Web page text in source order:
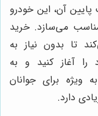
آن، این خودرو
می‌سازد. خرید
تا بدون نیاز به
را آغاز کنید و به
ویژه برای جوانان
دارد.